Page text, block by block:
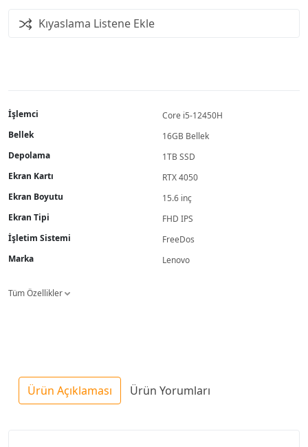
Kıyaslama Listene Ekle
İşlemci
Core i5-12450H
Bellek
16GB Bellek
Depolama
1TB SSD
Ekran Kartı
RTX 4050
Ekran Boyutu
15.6 inç
Ekran Tipi
FHD IPS
İşletim Sistemi
FreeDos
Marka
Lenovo
Tüm Özellikler
Ürün Açıklaması Ürün Yorumları